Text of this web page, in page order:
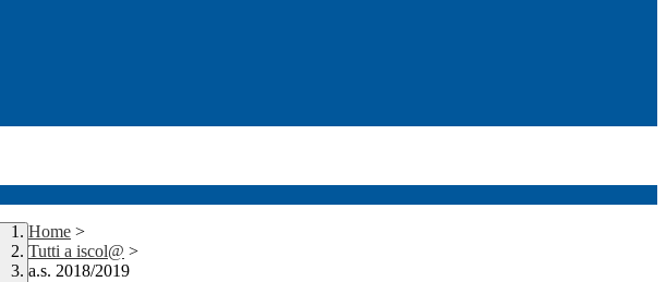
Home >
Tutti a iscol@ >
a.s. 2018/2019